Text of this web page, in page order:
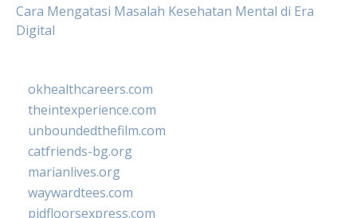
Cara Mengatasi Masalah Kesehatan Mental di Era
Digital
okhealthcareers.com
theintexperience.com
unboundedthefilm.com
catfriends-bg.org
marianlives.org
waywardtees.com
pidfloorsexpress.com